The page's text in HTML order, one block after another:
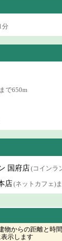
分
まで650m
国府店(コインラ
店(ネットカフェ)
物からの距離と時
示します